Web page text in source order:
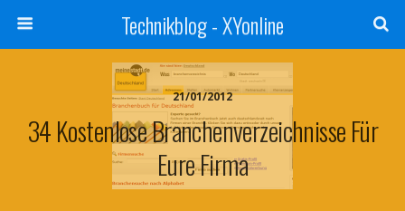
Technikblog - XYonline
21/01/2012
34 Kostenlose Branchenverzeichnisse Für
Eure Firma